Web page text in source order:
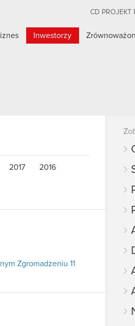
CD PROJEKT
Inwestorzy
2017 2016
Zgromadzeniu 11